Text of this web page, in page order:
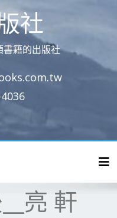
社
書籍的出版社
亮 軒